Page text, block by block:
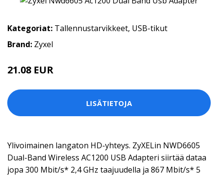
Kategoriat: Tallennustarvikkeet, USB-tikut
Brand: Zyxel
21.08 EUR
LISÄTIETOJA
Ylivoimainen langaton HD-yhteys. ZyXELin NWD6605
Dual-Band Wireless AC1200 USB Adapteri siirtää dataa
jopa 300 Mbit/s* 2,4 GHz taajuudella ja 867 Mbit/s* 5